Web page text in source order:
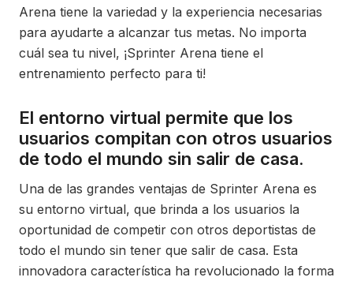
Arena tiene la variedad y la experiencia necesarias
para ayudarte a alcanzar tus metas. No importa
cuál sea tu nivel, ¡Sprinter Arena tiene el
entrenamiento perfecto para ti!
El entorno virtual permite que los
usuarios compitan con otros usuarios
de todo el mundo sin salir de casa.
Una de las grandes ventajas de Sprinter Arena es
su entorno virtual, que brinda a los usuarios la
oportunidad de competir con otros deportistas de
todo el mundo sin tener que salir de casa. Esta
innovadora característica ha revolucionado la forma